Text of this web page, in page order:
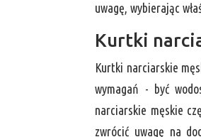
uwagę, wybierając
Kurtki
Kurtki narciarskie
wymagań - być
narciarskie męskie
zwrócić uwagę na